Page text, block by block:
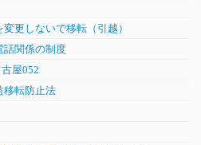
更しないで移転（引越）
話関係の制度
屋052
移転防止法